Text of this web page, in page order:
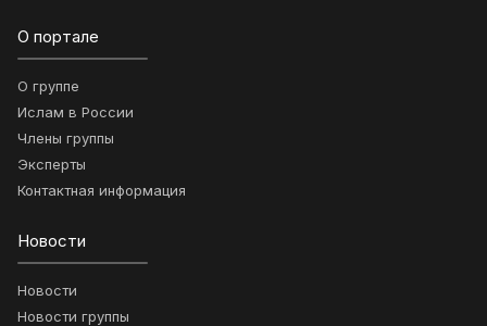
О портале
О группе
Ислам в России
Члены группы
Эксперты
Контактная информация
Новости
Новости
Новости группы